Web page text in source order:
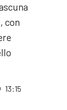
con
13:15